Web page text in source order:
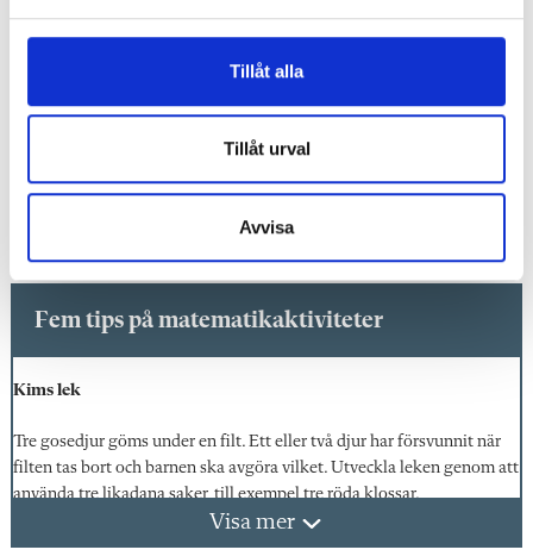
Tillåt alla
Tillåt urval
Avvisa
– Två.
När barnen ska lägga sina fingrar på de åtta kulorna
använder alla barnen olika konstellationer av sina fingrar.
Bara det blir en demonstration i hur lösningar kan vara
uppmuntrar barnen att fundera kring innebörden av vad
Fem tips på matematikaktiviteter
Kims lek
Tre gosedjur göms under en filt. Ett eller två djur har försvunnit när
filten tas bort och barnen ska avgöra vilket. Utveckla leken genom att
använda tre likadana saker, till exempel tre röda klossar.
Tiomasken
Visa mer